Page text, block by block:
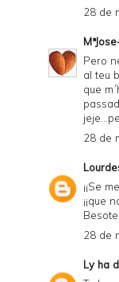
28 de
Pero
al teu
que
28 de
¡¡Se
¡¡que
28 de
Lyha